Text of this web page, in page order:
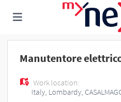
Job
Manutentore
Work location:
Italy, Lombardy,